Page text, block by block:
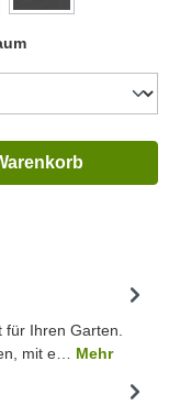
Ihren Garten.
mit e… Mehr